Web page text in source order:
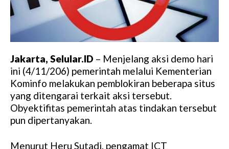
Jakarta, Selular.ID – Menjelang aksi demo hari
ini (4/11/206) pemerintah melalui Kementerian
Kominfo melakukan pemblokiran beberapa situs
yang ditengarai terkait aksi tersebut.
Obyektifitas pemerintah atas tindakan tersebut
pun dipertanyakan.
Menurut Heru Sutadi, pengamat ICT